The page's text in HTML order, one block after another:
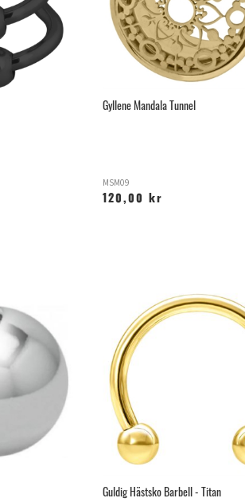
Gyllene Mandala Tunnel
MSM09
120,00 kr
Guldig Hästsko Barbell - Titan